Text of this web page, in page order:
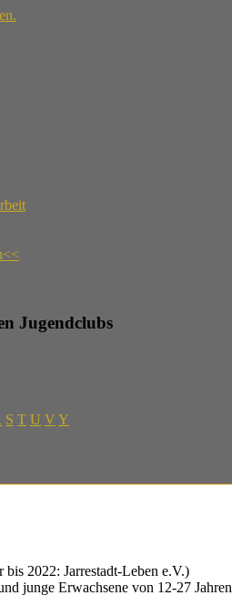
Jugendclubs
S T U V Y
2022: Jarrestadt-Leben e.V.)
junge Erwachsene von 12-27 Jahren